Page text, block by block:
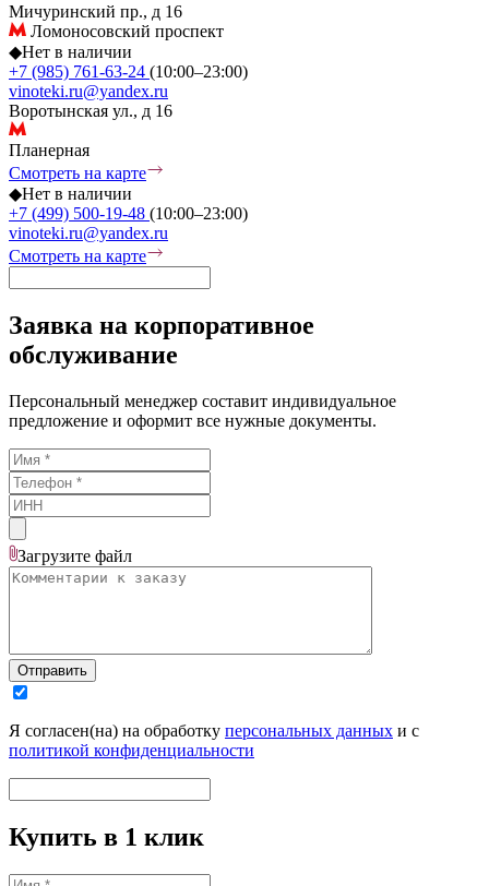
Мичуринский пр., д 16
Ломоносовский проспект
◆Нет в наличии
+7 (985) 761-63-24 (10:00–23:00)
vinoteki.ru@yandex.ru
Воротынская ул., д 16
Планерная
Смотреть на карте
◆Нет в наличии
+7 (499) 500-19-48 (10:00–23:00)
vinoteki.ru@yandex.ru
Смотреть на карте
Заявка на корпоративное
обслуживание
Персональный менеджер составит индивидуальное
предложение и оформит все нужные документы.
Загрузите файл
Отправить
Я согласен(на) на обработку персональных данных и с
политикой конфиденциальности
Купить в 1 клик